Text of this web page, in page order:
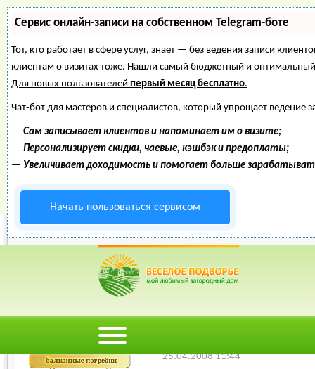
Сервис онлайн-записи на собственном Telegram-боте
Тот, кто работает в сфере услуг, знает — без ведения записи
клиентам о визитах тоже. Нашли самый бюджетный и
Для новых пользователей первый месяц бесплатно.
Чат-бот для мастеров и специалистов, который упрощает ведение
— Сам записывает клиентов и напоминает им о визите;
— Персонализирует скидки, чаевые, кэшбэк и предоплаты;
— Увеличивает доходимость и помогает больше
Начать пользоваться сервисом
Энциклопедия
Луковые тонкости-
Худший
Лучший
25.04.2008 11:44